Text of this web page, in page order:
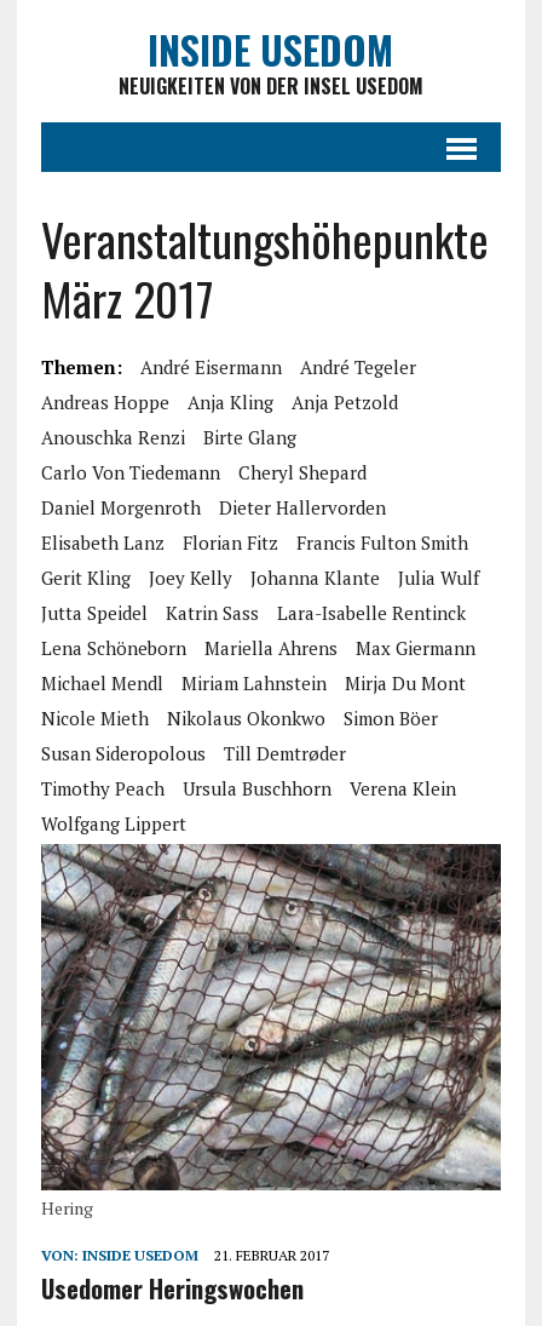
INSIDE USEDOM
NEUIGKEITEN VON DER INSEL USEDOM
Veranstaltungshöhepunkte
März 2017
Themen: André Eisermann
André Tegeler
Andreas Hoppe
Anja Kling
Anja Petzold
Anouschka Renzi
Birte Glang
Carlo Von Tiedemann
Cheryl Shepard
Daniel Morgenroth
Dieter Hallervorden
Elisabeth Lanz
Florian Fitz
Francis Fulton Smith
Gerit Kling
Joey Kelly Johanna Klante
Julia Wulf
Jutta Speidel
Katrin Sass
Lara-Isabelle Rentinck
Lena Schöneborn
Mariella Ahrens
Max Giermann
Michael Mendl
Miriam Lahnstein
Mirja Du Mont
Nicole Mieth
Nikolaus Okonkwo
Simon Böer
Susan Sideropolous
Till Demtrøder
Timothy Peach
Ursula Buschhorn
Verena Klein
Wolfgang Lippert
Hering
VON: INSIDE USEDOM 21. FEBRUAR 2017
Usedomer Heringswochen